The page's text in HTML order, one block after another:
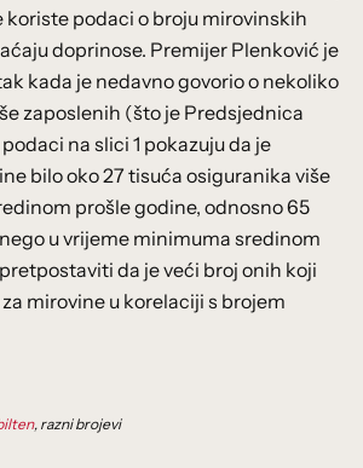
koriste podaci o broju mirovinskih
doprinose. Premijer Plenković je
kada je nedavno govorio o nekoliko
zaposlenih (što je Predsjednica
na slici 1 pokazuju da je
bilo oko 27 tisuća osiguranika više
prošle godine, odnosno 65
u vrijeme minimuma sredinom
da je veći broj onih koji
mirovine u korelaciji s brojem
, razni brojevi